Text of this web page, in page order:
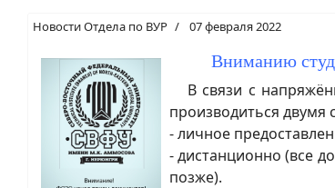
Новости Отдела по ВУР 07 февраля 2022
Вниманию
В связи с
производиться двумя
- личное
- дистанционно (все
позже).